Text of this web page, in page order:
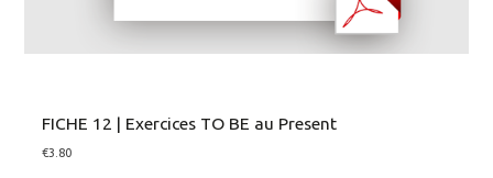
FICHE 12 | Exercices TO BE au Present
€3.80